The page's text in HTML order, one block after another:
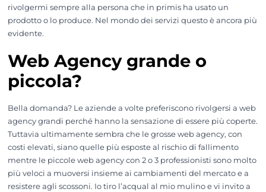
rivolgermi sempre alla persona che in primis ha usato un
prodotto o lo produce. Nel mondo dei servizi questo è ancora più
evidente.
Web Agency grande o
piccola?
Bella domanda? Le aziende a volte preferiscono rivolgersi a web
agency grandi perché hanno la sensazione di essere più coperte.
Tuttavia ultimamente sembra che le grosse web agency, con
costi elevati, siano quelle più esposte al rischio di fallimento
mentre le piccole web agency con 2 o 3 professionisti sono molto
più veloci a muoversi insieme ai cambiamenti del mercato e a
resistere agli scossoni. Io tiro l’acqual al mio mulino e vi invito a